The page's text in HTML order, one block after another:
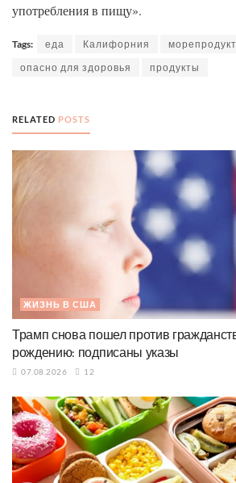
употребления в пищу».
Tags: еда Калифорния
опасно для здоровья
продукты
RELATED POSTS
ЖИЗНЬ В США
Трамп снова пошел против
рождению: подписаны указы
07.08.2026 12